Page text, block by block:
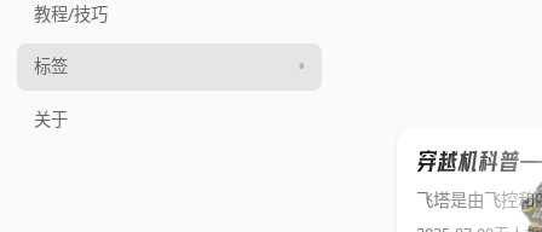
教程/技巧
标签
关于
穿越机科普
飞塔是由飞控